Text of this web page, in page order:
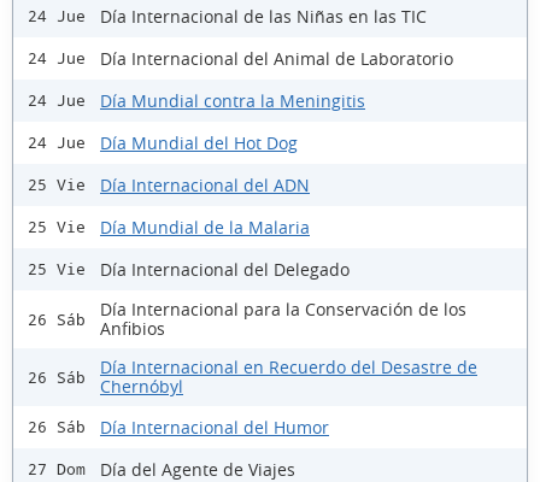
24 Jue Día Internacional de las Niñas en las TIC
24 Jue Día Internacional del Animal de Laboratorio
24 Jue Día Mundial contra la Meningitis
24 Jue Día Mundial del Hot Dog
25 Vie Día Internacional del ADN
25 Vie Día Mundial de la Malaria
25 Vie Día Internacional del Delegado
26 Sáb
Día Internacional para la Conservación de los
Anfibios
26 Sáb
Día Internacional en Recuerdo del Desastre de
Chernóbyl
26 Sáb Día Internacional del Humor
27 Dom Día del Agente de Viajes